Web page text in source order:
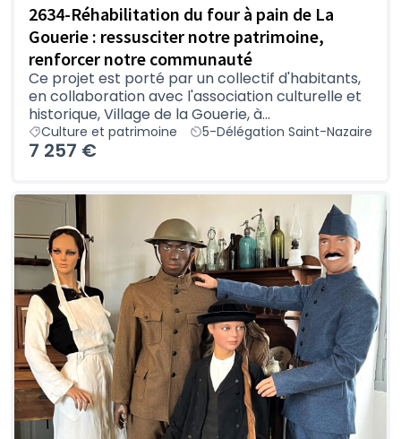
2634-Réhabilitation du four à pain de La
Gouerie : ressusciter notre patrimoine,
renforcer notre communauté
Ce projet est porté par un collectif d'habitants,
en collaboration avec l'association culturelle et
historique, Village de la Gouerie, à...
Culture et patrimoine 5-Délégation Saint-Nazaire
7 257 €